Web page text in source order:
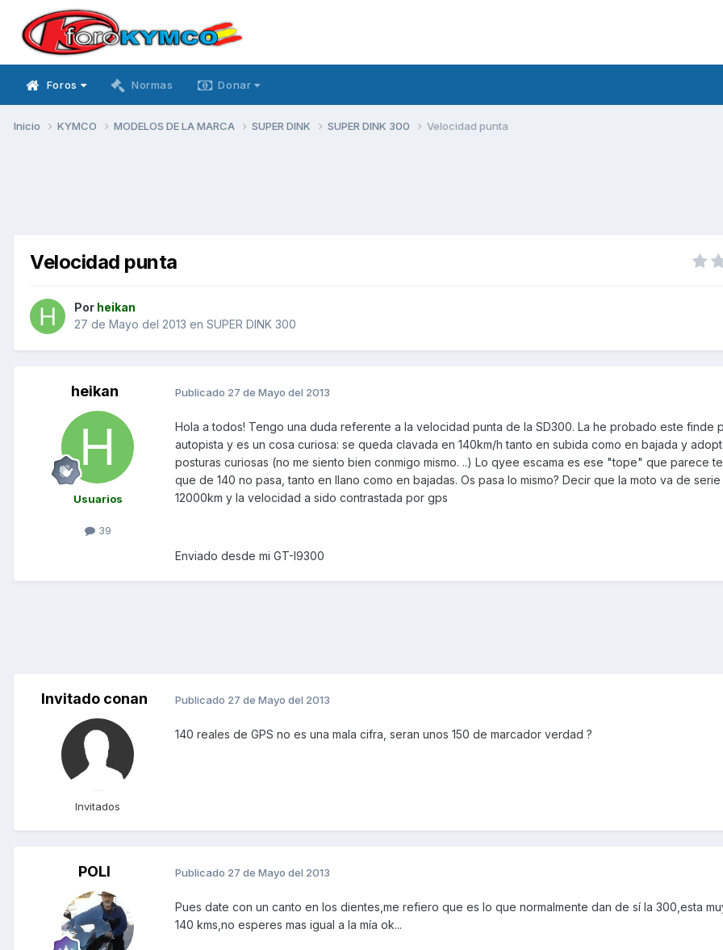
Foros Normas Donar
Inicio KYMCO MODELOS DE LA MARCA SUPER DINK SUPER DINK 300 Velocidad punta
Velocidad punta
Por heikan
27 de Mayo del 2013 en SUPER DINK 300
heikan
Usuarios
39
Publicado 27 de Mayo del 2013
Hola a todos! Tengo una duda referente a la velocidad punta de la SD300. La he probado este finde
autopista y es un cosa curiosa: se queda clavada en 140km/h tanto en subida como en bajada y
posturas curiosas (no me siento bien conmigo mismo. ..) Lo qyee escama es ese "tope" que parece
que de 140 no pasa, tanto en llano como en bajadas. Os pasa lo mismo? Decir que la moto va de
12000km y la velocidad a sido contrastada por gps
Enviado desde mi GT-I9300
Invitado conan
Invitados
Publicado 27 de Mayo del 2013
140 reales de GPS no es una mala cifra, seran unos 150 de marcador verdad ?
POLI Publicado 27 de Mayo del 2013
Pues date con un canto en los dientes,me refiero que es lo que normalmente dan de sí la 300,esta
140 kms,no esperes mas igual a la mía ok...